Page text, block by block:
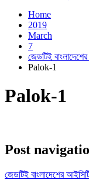
Home
2019
March
7
জেডটিই
Palok-1
Palok-1
Post
জেডটিই বাংলাদেশের